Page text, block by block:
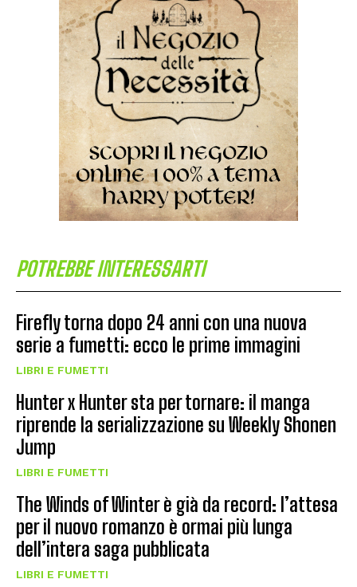
POTREBBE INTERESSARTI
Firefly torna dopo 24 anni con una nuova
serie a fumetti: ecco le prime immagini
LIBRI E FUMETTI
Hunter x Hunter sta per tornare: il manga
riprende la serializzazione su Weekly Shonen
Jump
LIBRI E FUMETTI
The Winds of Winter è già da record: l’attesa
per il nuovo romanzo è ormai più lunga
dell’intera saga pubblicata
LIBRI E FUMETTI